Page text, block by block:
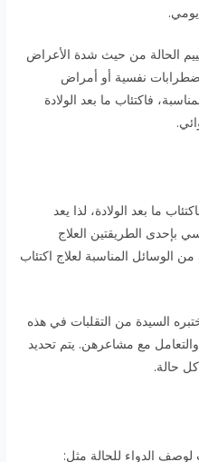
الحالة من حيث شدة الأعراض
نفسية أو أمراض
فاكتئاب ما بعد الولادة
ما بعد الولادة، لذا يعد
بإحدى الطريقتين العلاج
الوسائل المناسبة لعلاج اكتئاب
السيدة من التقلبات في هذه
مع مشاعرهن. يتم تحديد
حالة.
الدواء للحالة مثل: